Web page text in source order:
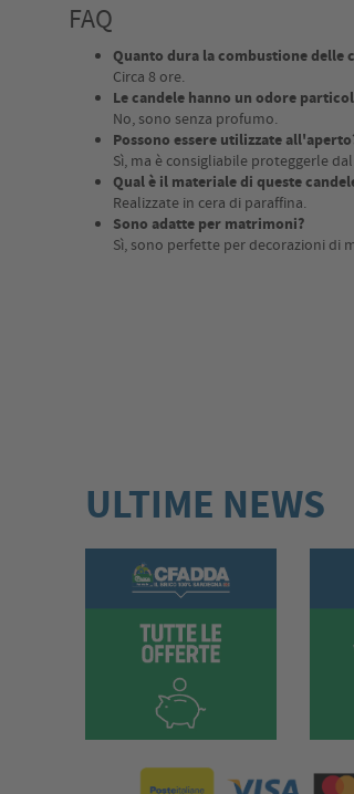
FAQ
Quanto dura la combustione delle
Circa 8 ore.
Le candele hanno un odore
No, sono senza profumo.
Possono essere utilizzate
Sì, ma è consigliabile proteggerle
Qual è il materiale di queste
Realizzate in cera di paraffina.
Sono adatte per matrimoni?
Sì, sono perfette per decorazioni di
ULTIME NEWS